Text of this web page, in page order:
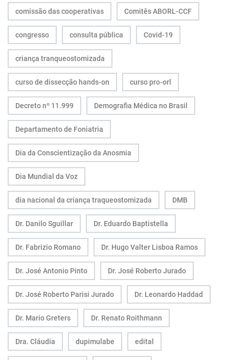
comissão das cooperativas Comitês ABORL-CCF
congresso consulta pública Covid-19
criança tranqueostomizada
curso de dissecção hands-on curso pro-orl
Decreto nº 11.999 Demografia Médica no Brasil
Departamento de Foniatria
Dia da Conscientização da Anosmia
Dia Mundial da Voz
dia nacional da criança traqueostomizada DMB
Dr. Danilo Sguillar Dr. Eduardo Baptistella
Dr. Fabrizio Romano Dr. Hugo Valter Lisboa Ramos
Dr. José Antonio Pinto Dr. José Roberto Jurado
Dr. José Roberto Parisi Jurado Dr. Leonardo Haddad
Dr. Mario Greters Dr. Renato Roithmann
Dra. Cláudia dupimulabe edital